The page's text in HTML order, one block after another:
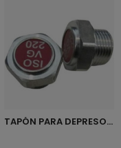
TAPÓN PARA DEPRESOR HERTELL...